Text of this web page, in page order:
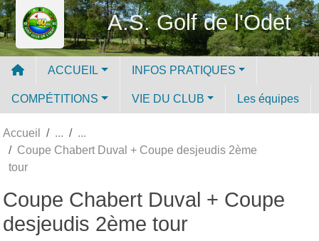
A.S. Golf de l'Odet
ACCUEIL INFOS PRATIQUES
COMPÉTITIONS VIE DU CLUB Les équipes
Accueil
Coupe Chabert Duval + Coupe desjeudis 2ème
tour
Coupe Chabert Duval + Coupe
desjeudis 2ème tour
Panneau de gestion des cookies